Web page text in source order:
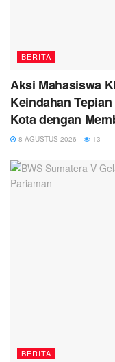
BERITA
Aksi Mahasiswa
Keindahan
Kota dengan
8 AGUSTUS 2026 13
BERITA